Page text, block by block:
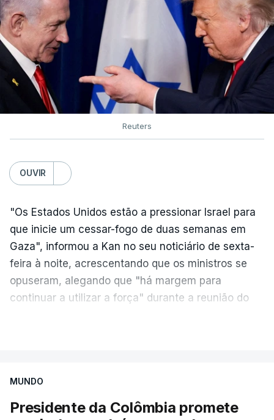
Reuters
OUVIR
"Os Estados Unidos estão a pressionar Israel para
que inicie um cessar-fogo de duas semanas em
Gaza", informou a Kan no seu noticiário de sexta-
feira à noite, acrescentando que os ministros se
opuseram, alegando que "há margem para
continuar a utilizar a força" durante a reunião do
aplicação do plano de desarmamento do Hamas.
Além disso, o correspondente do canal de
MUNDO
Presidente da Colômbia promete